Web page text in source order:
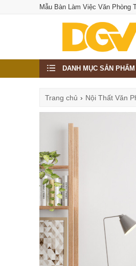
Mẫu Bàn Làm Việc Văn
DANH MỤC SẢN PHẨM
Trang chủ › Nội Thất Văn